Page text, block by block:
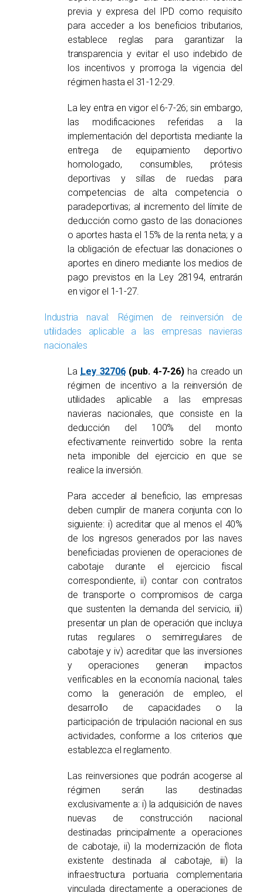
previa y expresa del IPD como requisito
para acceder a los beneficios tributarios,
establece reglas para garantizar la
transparencia y evitar el uso indebido de
los incentivos y prorroga la vigencia del
régimen hasta el 31-12-29.
La ley entra en vigor el 6-7-26; sin embargo,
las modificaciones referidas a la
implementación del deportista mediante la
entrega de equipamiento deportivo
homologado, consumibles, prótesis
deportivas y sillas de ruedas para
competencias de alta competencia o
paradeportivas; al incremento del límite de
deducción como gasto de las donaciones
o aportes hasta el 15% de la renta neta; y a
la obligación de efectuar las donaciones o
aportes en dinero mediante los medios de
pago previstos en la Ley 28194, entrarán
en vigor el 1-1-27.
Industria naval: Régimen de reinversión de
utilidades aplicable a las empresas navieras
nacionales
La Ley 32706(pub. 4-7-26)ha creado un
régimen de incentivo a la reinversión de
utilidades aplicable a las empresas
navieras nacionales, que consiste en la
deducción del 100% del monto
efectivamente reinvertido sobre la renta
neta imponible del ejercicio en que se
realice la inversión.
Para acceder al beneficio, las empresas
deben cumplir de manera conjunta con lo
siguiente: i) acreditar que al menos el 40%
de los ingresos generados por las naves
beneficiadas provienen de operaciones de
cabotaje durante el ejercicio fiscal
correspondiente, ii) contar con contratos
de transporte o compromisos de carga
que sustenten la demanda del servicio, iii)
presentar un plan de operación que incluya
rutas regulares o semirregulares de
cabotaje y iv) acreditar que las inversiones
y operaciones generan impactos
verificables en la economía nacional, tales
como la generación de empleo, el
desarrollo de capacidades o la
participación de tripulación nacional en sus
actividades, conforme a los criterios que
establezca el reglamento.
Las reinversiones que podrán acogerse al
régimen serán las destinadas
exclusivamente a: i) la adquisición de naves
nuevas de construcción nacional
destinadas principalmente a operaciones
de cabotaje, ii) la modernización de flota
existente destinada al cabotaje, iii) la
infraestructura portuaria complementaria
vinculada directamente a operaciones de